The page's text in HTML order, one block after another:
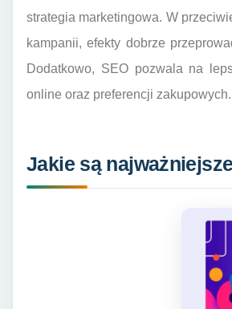
strategia marketingowa. W
kampanii, efekty dobrze
Dodatkowo, SEO pozwala na
online oraz preferencji zakupowych.
Jakie są